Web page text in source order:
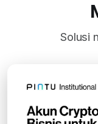
Solusi